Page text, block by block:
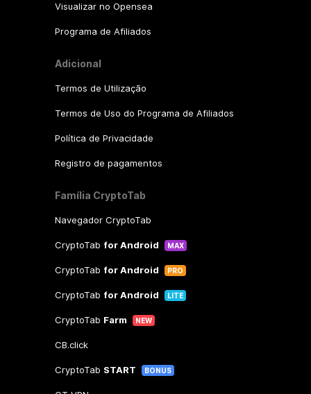
Visualizar no Opensea
Programa de Afiliados
Adicional
Termos de Utilização
Termos de Uso do Programa de Afiliados
Política de Privacidade
Registro de pagamentos
Família CryptoTab
Navegador CryptoTab
CryptoTab for Android MAX
CryptoTab for Android PRO
CryptoTab for Android LITE
CryptoTab Farm NEW
CB.click
CryptoTab START BONUS